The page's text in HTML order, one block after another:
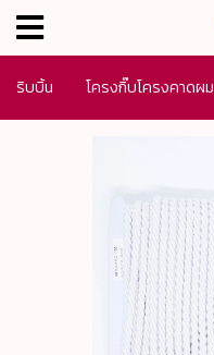
menu
ริบบิ้น โครงกิ๊บโครงคาดผม